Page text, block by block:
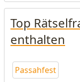
Top
enthalten
Passahfest